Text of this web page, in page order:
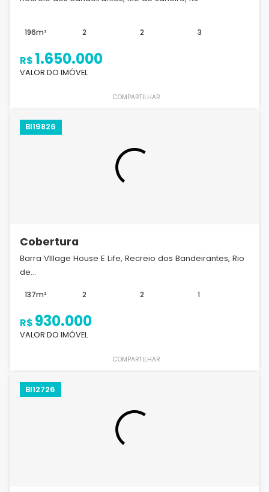
196m² 2 2 3
R$1.650.000
VALOR DO IMÓVEL
COMPARTILHAR
BI19826
Cobertura
Barra VIllage House E Life, Recreio dos Bandeirantes, Rio
de...
137m² 2 2 1
R$ 930.000
VALOR DO IMÓVEL
COMPARTILHAR
BI12726